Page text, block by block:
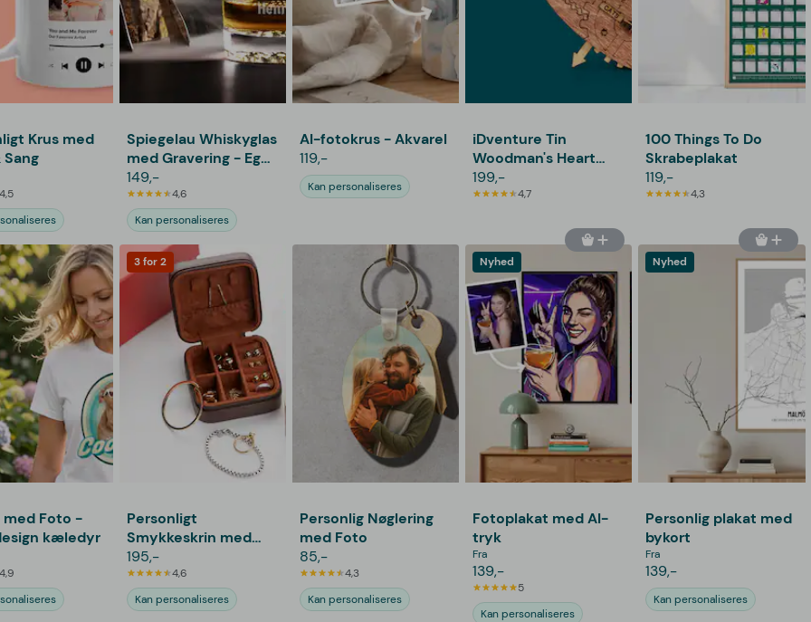
Krus med
4,5
Spiegelau Whiskyglas
med Gravering - Egen
Tekst
149,-
4,6
Kan personaliseres
AI-fotokrus - Akvarel
119,-
Kan personaliseres
iDventure Tin
Woodman's Heart
Gaveskjuler
199,-
4,7
100 Things To Do
Skrabeplakat
119,-
4,3
Foto -
kæledyr
4,9
3 for 2
Personligt
Smykkeskrin med
Tekst
195,-
4,6
Kan personaliseres
Personlig Nøglering
med Foto
85,-
4,3
Kan personaliseres
Nyhed
Fotoplakat med AI-
tryk
Fra
139,-
5
Kan personaliseres
Nyhed
Personlig plakat med
bykort
Fra
139,-
Kan personaliseres